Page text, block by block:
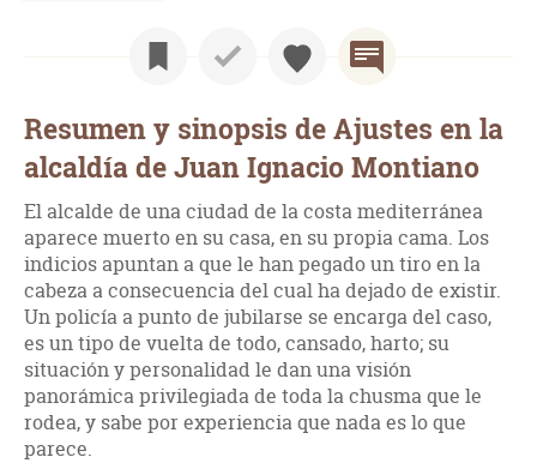
Resumen y sinopsis de Ajustes en la
alcaldía de Juan Ignacio Montiano
El alcalde de una ciudad de la costa mediterránea
aparece muerto en su casa, en su propia cama. Los
indicios apuntan a que le han pegado un tiro en la
cabeza a consecuencia del cual ha dejado de existir.
Un policía a punto de jubilarse se encarga del caso,
es un tipo de vuelta de todo, cansado, harto; su
situación y personalidad le dan una visión
panorámica privilegiada de toda la chusma que le
rodea, y sabe por experiencia que nada es lo que
parece.